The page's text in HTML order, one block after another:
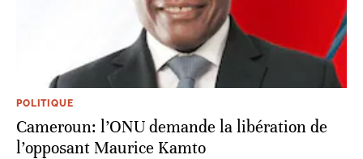
POLITIQUE
Cameroun: l’ONU demande la libération de
l’opposant Maurice Kamto